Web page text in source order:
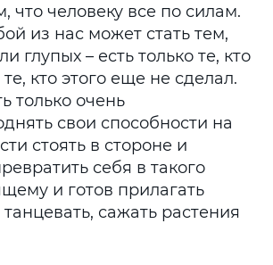
человеку все по силам.
из нас может стать тем,
глупых – есть только те, кто
кто этого еще не сделал.
только очень
свои способности на
стоять в стороне и
себя в такого
и готов прилагать
сажать растения